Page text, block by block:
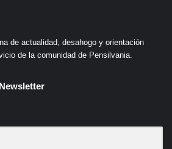
de actualidad, desahogo y orientación
de la comunidad de Pensilvania.